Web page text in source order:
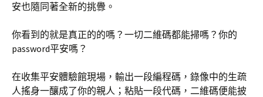
安也隨同著全新的挑釁。
你看到的就是真正的的嗎？一切二維碼都能掃嗎？你的
password平安嗎？
在收集平安體驗館現場，輸出一段編程碼，錄像中的生疏
人搖身一釀成了你的親人；粘貼一段代碼，二維碼便能披